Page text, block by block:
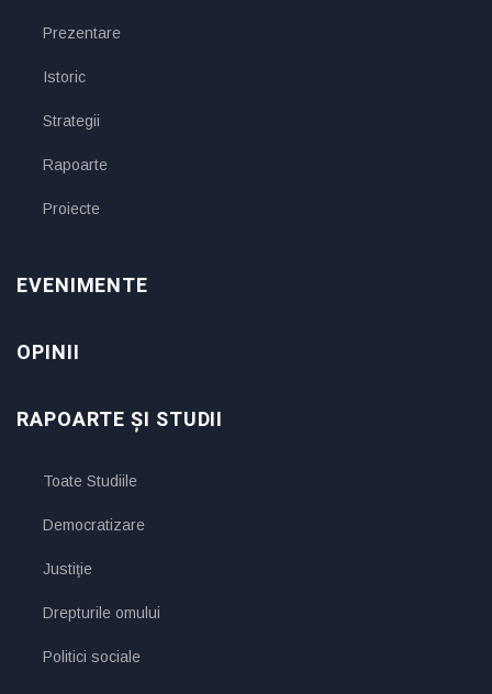
Prezentare
Istoric
Strategii
Rapoarte
Proiecte
EVENIMENTE
OPINII
RAPOARTE ȘI STUDII
Toate Studiile
Democratizare
Justiţie
Drepturile omului
Politici sociale